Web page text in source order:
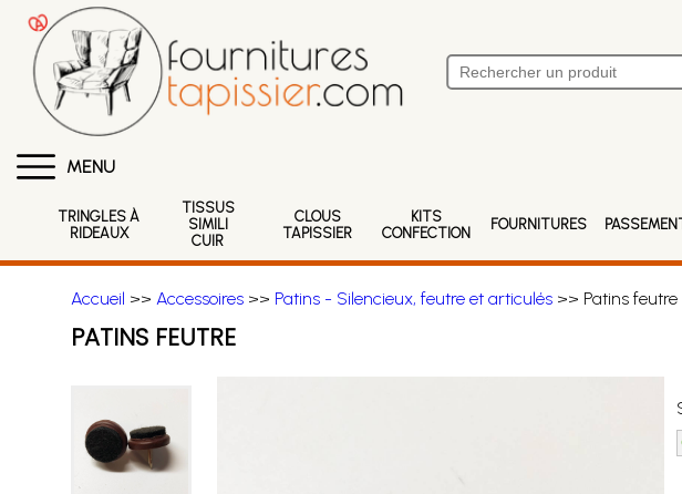
MENU
TRINGLES À
RIDEAUX
TISSUS
SIMILI
CUIR
CLOUS
TAPISSIER
KITS
CONFECTION
FOURNITURES
Accueil >> Accessoires>> Patins - Silencieux, feutre et articulés>> Patins feutre
PATINS FEUTRE